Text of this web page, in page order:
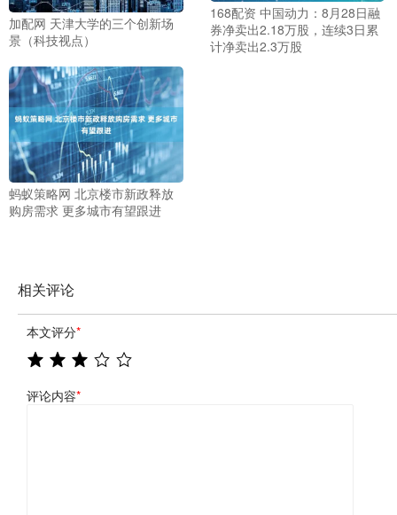
加配网 天津大学的三个创新场
景（科技视点）
168配资 中国动力：8月28日融
券净卖出2.18万股，连续3日累
计净卖出2.3万股
蚂蚁策略网 北京楼市新政释放
购房需求 更多城市有望跟进
相关评论
本文评分*
评论内容*